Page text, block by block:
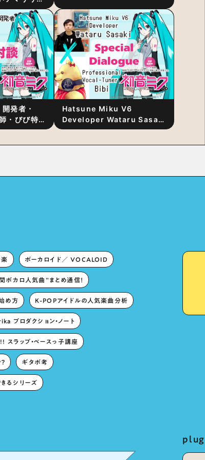
1stアルバ
発者・
・びび特
声表現の
Hatsune Miku V6
Developer Wataru Sasaki
× Professional Vocal-
ボーカロイド／ VOCALOID
ボカロ人気曲”まとめ通信！
め方 K-POPアイドルの人気楽曲分析
プロダクション・ノート
スラップ・ベースっ子講座
ギタボ考
るシリーズ